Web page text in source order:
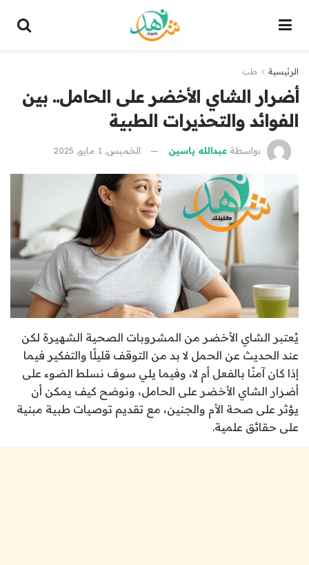
الرئيسية طب
أضرار الشاي الأخضر على الحامل.. بين
الفوائد والتحذيرات الطبية
بواسطة عبدالله ياسين الخميس, 1 مايو, 2025
يُعتبر الشاي الأخضر من المشروبات الصحية الشهيرة لكن
عند الحديث عن الحمل لا بد من التوقف قليلًا والتفكير فيما
إذا كان آمنًا بالفعل أم لا، وفيما يلي سوف نسلط الضوء على
أضرار الشاي الأخضر على الحامل، ونوضح كيف يمكن أن
يؤثر على صحة الأم والجنين، مع تقديم توصيات طبية مبنية
على حقائق علمية.